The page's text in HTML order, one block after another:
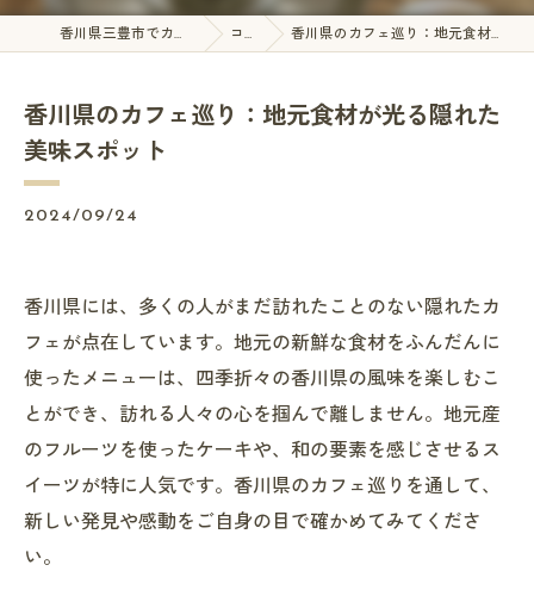
香川県三豊市でカフェならむく食堂 コラム 香川県のカフェ巡り：地元食材が光る隠れた美味スポット
香川県のカフェ巡り：地元食材が光る隠れた
美味スポット
2024/09/24
香川県には、多くの人がまだ訪れたことのない隠れたカ
フェが点在しています。地元の新鮮な食材をふんだんに
使ったメニューは、四季折々の香川県の風味を楽しむこ
とができ、訪れる人々の心を掴んで離しません。地元産
のフルーツを使ったケーキや、和の要素を感じさせるス
イーツが特に人気です。香川県のカフェ巡りを通して、
新しい発見や感動をご自身の目で確かめてみてくださ
い。